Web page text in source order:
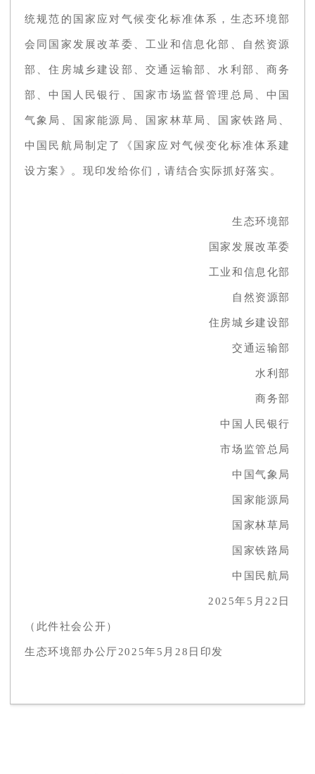
统规范的国家应对气候变化标准体系，生态环境部
会同国家发展改革委、工业和信息化部、自然资源
部、住房城乡建设部、交通运输部、水利部、商务
部、中国人民银行、国家市场监督管理总局、中国
气象局、国家能源局、国家林草局、国家铁路局、
中国民航局制定了《国家应对气候变化标准体系建
设方案》。现印发给你们，请结合实际抓好落实。
生态环境部
国家发展改革委
工业和信息化部
自然资源部
住房城乡建设部
交通运输部
水利部
商务部
中国人民银行
市场监管总局
中国气象局
国家能源局
国家林草局
国家铁路局
中国民航局
2025年5月22日
（此件社会公开）
生态环境部办公厅2025年5月28日印发